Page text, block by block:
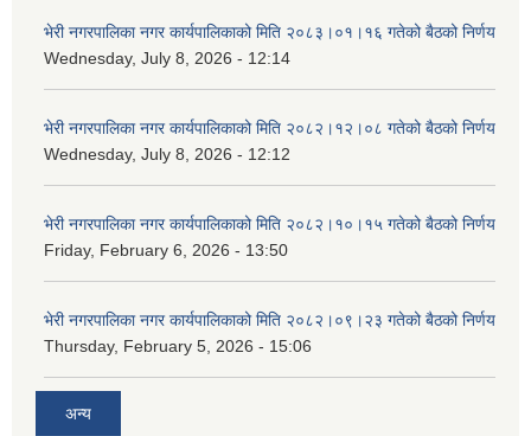
भेरी नगरपालिका नगर कार्यपालिकाको मिति २०८३।०१।१६ गतेको बैठको निर्णय
Wednesday, July 8, 2026 - 12:14
भेरी नगरपालिका नगर कार्यपालिकाको मिति २०८२।१२।०८ गतेको बैठको निर्णय
Wednesday, July 8, 2026 - 12:12
भेरी नगरपालिका नगर कार्यपालिकाको मिति २०८२।१०।१५ गतेको बैठको निर्णय
Friday, February 6, 2026 - 13:50
भेरी नगरपालिका नगर कार्यपालिकाको मिति २०८२।०९।२३ गतेको बैठको निर्णय
Thursday, February 5, 2026 - 15:06
अन्य